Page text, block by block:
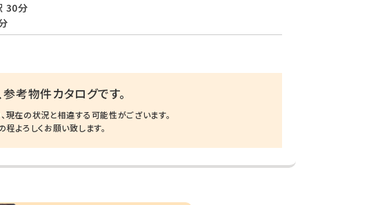
30分
考物件カタログです。
現在の状況と相違する可能性がございます。
よろしくお願い致します。